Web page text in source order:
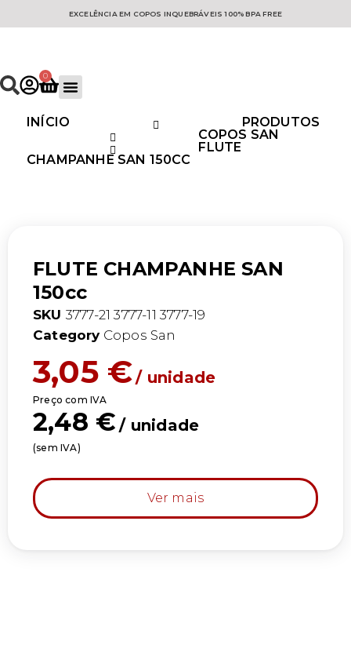
EXCELÊNCIA EM COPOS INQUEBRÁVEIS 100% BPA FREE
0
INÍCIO
PRODUTOS
COPOS SAN
FLUTE
CHAMPANHE SAN 150CC
FLUTE CHAMPANHE SAN
150cc
SKU 3777-21 3777-11 3777-19
Category Copos San
3,05 €/ unidade
Preço com IVA
2,48 € / unidade
(sem IVA)
Ver mais